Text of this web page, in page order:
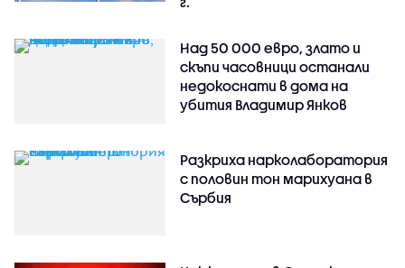
Над 50 000 евро, злато и
скъпи часовници останали
недокоснати в дома на
убития Владимир Янков
Разкриха нарколаборатория
с половин тон марихуана в
Сърбия